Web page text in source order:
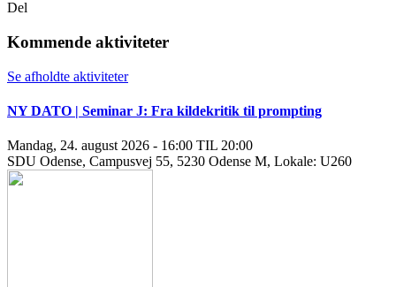
Del
Kommende aktiviteter
Se afholdte aktiviteter
NY DATO | Seminar J: Fra kildekritik til prompting
Mandag, 24. august 2026 - 16:00 TIL 20:00
SDU Odense, Campusvej 55, 5230 Odense M, Lokale: U260